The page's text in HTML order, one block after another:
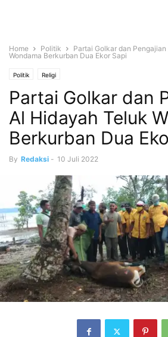
Home Politik
Partai Golkar dan
Wondama Berkurban Dua Ekor Sapi
Politik Religi
Partai Golkar dan
Al Hidayah Teluk
Berkurban Dua
By Redaksi - 10 Juli 2022